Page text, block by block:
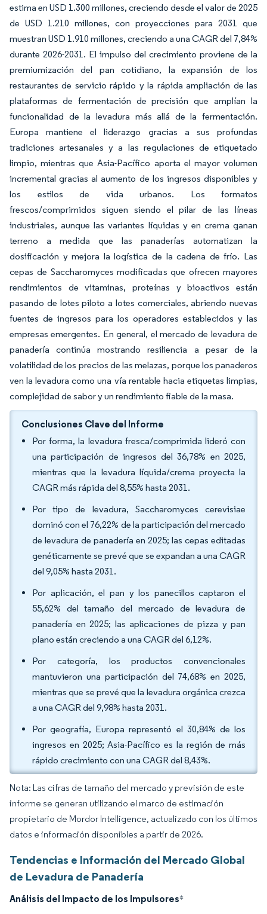
estima en USD 1.300 millones, creciendo desde el valor de 2025
de USD 1.210 millones, con proyecciones para 2031 que
muestran USD 1.910 millones, creciendo a una CAGR del 7,84%
durante 2026-2031. El impulso del crecimiento proviene de la
premiumización del pan cotidiano, la expansión de los
restaurantes de servicio rápido y la rápida ampliación de las
plataformas de fermentación de precisión que amplían la
funcionalidad de la levadura más allá de la fermentación.
Europa mantiene el liderazgo gracias a sus profundas
tradiciones artesanales y a las regulaciones de etiquetado
limpio, mientras que Asia-Pacífico aporta el mayor volumen
incremental gracias al aumento de los ingresos disponibles y
los estilos de vida urbanos. Los formatos
frescos/comprimidos siguen siendo el pilar de las líneas
industriales, aunque las variantes líquidas y en crema ganan
terreno a medida que las panaderías automatizan la
dosificación y mejora la logística de la cadena de frío. Las
cepas de Saccharomyces modificadas que ofrecen mayores
rendimientos de vitaminas, proteínas y bioactivos están
pasando de lotes piloto a lotes comerciales, abriendo nuevas
fuentes de ingresos para los operadores establecidos y las
empresas emergentes. En general, el mercado de levadura de
panadería continúa mostrando resiliencia a pesar de la
volatilidad de los precios de las melazas, porque los panaderos
ven la levadura como una vía rentable hacia etiquetas limpias,
complejidad de sabor y un rendimiento fiable de la masa.
Conclusiones Clave del Informe
Por forma, la levadura fresca/comprimida lideró con
una participación de ingresos del 36,78% en 2025,
mientras que la levadura líquida/crema proyecta la
CAGR más rápida del 8,55% hasta 2031.
Por tipo de levadura, Saccharomyces cerevisiae
dominó con el 76,22% de la participación del mercado
de levadura de panadería en 2025; las cepas editadas
genéticamente se prevé que se expandan a una CAGR
del 9,05% hasta 2031.
Por aplicación, el pan y los panecillos captaron el
55,62% del tamaño del mercado de levadura de
panadería en 2025; las aplicaciones de pizza y pan
plano están creciendo a una CAGR del 6,12%.
Por categoría, los productos convencionales
mantuvieron una participación del 74,68% en 2025,
mientras que se prevé que la levadura orgánica crezca
a una CAGR del 9,98% hasta 2031.
Por geografía, Europa representó el 30,84% de los
ingresos en 2025; Asia-Pacífico es la región de más
rápido crecimiento con una CAGR del 8,43%.
Nota: Las cifras de tamaño del mercado y previsión de este
informe se generan utilizando el marco de estimación
propietario de Mordor Intelligence, actualizado con los últimos
datos e información disponibles a partir de 2026.
Tendencias e Información del Mercado Global
de Levadura de Panadería
Análisis del Impacto de los Impulsores*